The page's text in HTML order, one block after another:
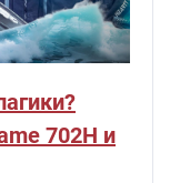
702H и